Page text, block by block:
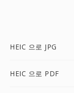
HEIC 으로 JPG
HEIC 으로 PDF